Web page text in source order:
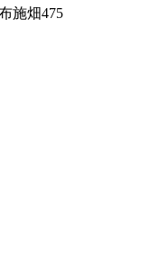
施畑475